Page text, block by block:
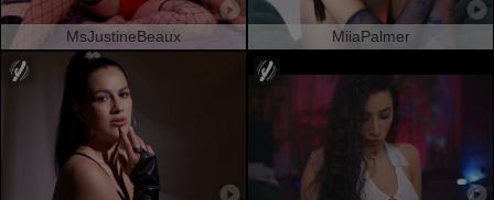
MsJustineBeaux MiiaPalmer